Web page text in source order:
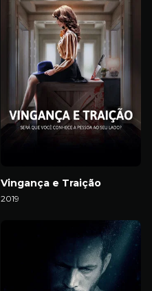
Vingança e Traição
2019